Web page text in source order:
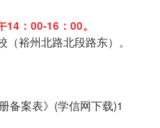
：00-16：00。
裕州北路北段路东）。
备案表》(学信网下载)1